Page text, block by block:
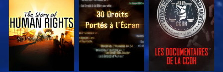
REGARDER REGARDER REGARDER